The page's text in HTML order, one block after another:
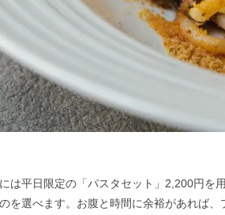
は平日限定の「パスタセット」2,200円を
を選べます。お腹と時間に余裕があれば